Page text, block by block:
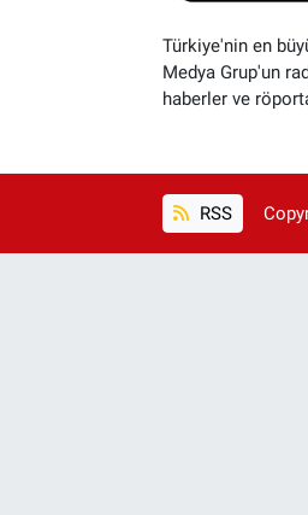
Türkiye'nin en
Medya Grup'un
haberler ve
RSS